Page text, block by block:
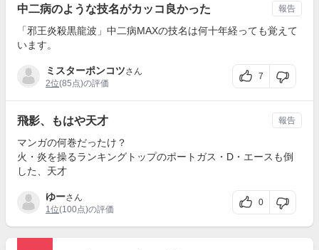
中二病のような技名がカッコ良かった
「邪王炎殺黒龍波」中二病MAXの技名は何十年経っても覚えて
います。
ミスターポンコツさん
2位(85点)の評価
7
報告
飛影、もはや天才
マンガの何巻だったけ？
火・炎を操るランキングトップのポートガス・D・エースも倒
した、天才
ゆーさん
1位(100点)の評価
0
報告